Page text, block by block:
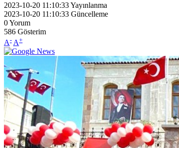
2023-10-20 11:10:33Yayınlanma
2023-10-20 11:10:33 Güncelleme
0Yorum
586 Gösterim
A- A+